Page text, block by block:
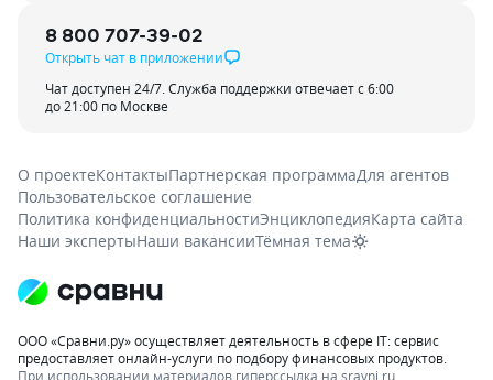
8 800 707-39-02
Открыть чат в приложении
Чат доступен 24/7. Служба поддержки отвечает с 6:00
до 21:00 по Москве
О проектеКонтактыПартнерская программаДля агентов
Пользовательское соглашение
Политика конфиденциальностиЭнциклопедияКарта сайта
Наши экспертыНаши вакансииТёмная тема
ООО «Сравни.ру» осуществляет деятельность в сфере IT: сервис
предоставляет онлайн-услуги по подбору финансовых продуктов.
При использовании материалов гиперссылка на sravni.ru